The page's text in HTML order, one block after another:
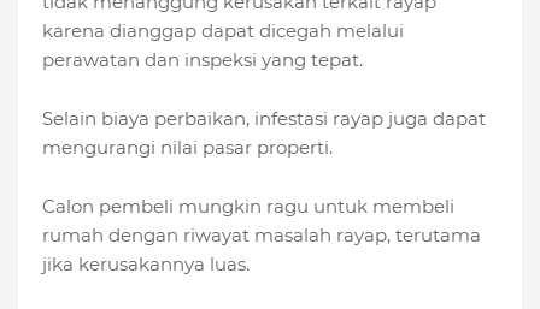
karena dianggap dapat dicegah melalui
perawatan dan inspeksi yang tepat.
Selain biaya perbaikan, infestasi rayap juga dapat
mengurangi nilai pasar properti.
Calon pembeli mungkin ragu untuk membeli
rumah dengan riwayat masalah rayap, terutama
jika kerusakannya luas.